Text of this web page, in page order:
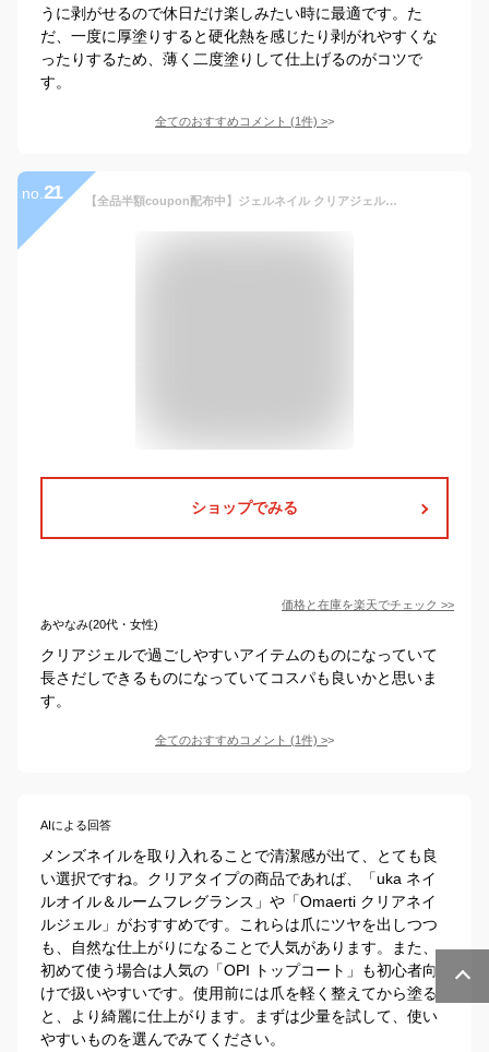
うに剥がせるので休日だけ楽しみたい時に最適です。た
だ、一度に厚塗りすると硬化熱を感じたり剥がれやすくな
ったりするため、薄く二度塗りして仕上げるのがコツで
す。
全てのおすすめコメント (1件) >
no. 21 【全品半額coupon配布中】ジェルネイル クリアジェル 大容量15g 18種類から選べる ベースジェル トップジェル マットトップ ビジュージェル ネイル用品 トップコート ベース ビルダージェル クリア オールインワン ジェル 長さだし トップ 長さ出し ネイルジェル ネイル工房
ショップでみる
価格と在庫を楽天でチェック >>
あやなみ(20代・女性)
クリアジェルで過ごしやすいアイテムのものになっていて
長さだしできるものになっていてコスパも良いかと思いま
す。
全てのおすすめコメント (1件) >
AIによる回答
メンズネイルを取り入れることで清潔感が出て、とても良
い選択ですね。クリアタイプの商品であれば、「uka ネイ
ルオイル＆ルームフレグランス」や「Omaerti クリアネイ
ルジェル」がおすすめです。これらは爪にツヤを出しつつ
も、自然な仕上がりになることで人気があります。また、
初めて使う場合は人気の「OPI トップコート」も初心者向
けで扱いやすいです。使用前には爪を軽く整えてから塗る
と、より綺麗に仕上がります。まずは少量を試して、使い
やすいものを選んでみてください。